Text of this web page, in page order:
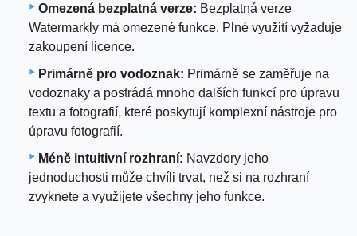
Omezená bezplatná verze: Bezplatná verze
Watermarkly má omezené funkce. Plné využití vyžaduje
zakoupení licence.
Primárně pro vodoznak: Primárně se zaměřuje na
vodoznaky a postrádá mnoho dalších funkcí pro úpravu
textu a fotografií, které poskytují komplexní nástroje pro
úpravu fotografií.
Méně intuitivní rozhraní: Navzdory jeho
jednoduchosti může chvíli trvat, než si na rozhraní
zvyknete a využijete všechny jeho funkce.